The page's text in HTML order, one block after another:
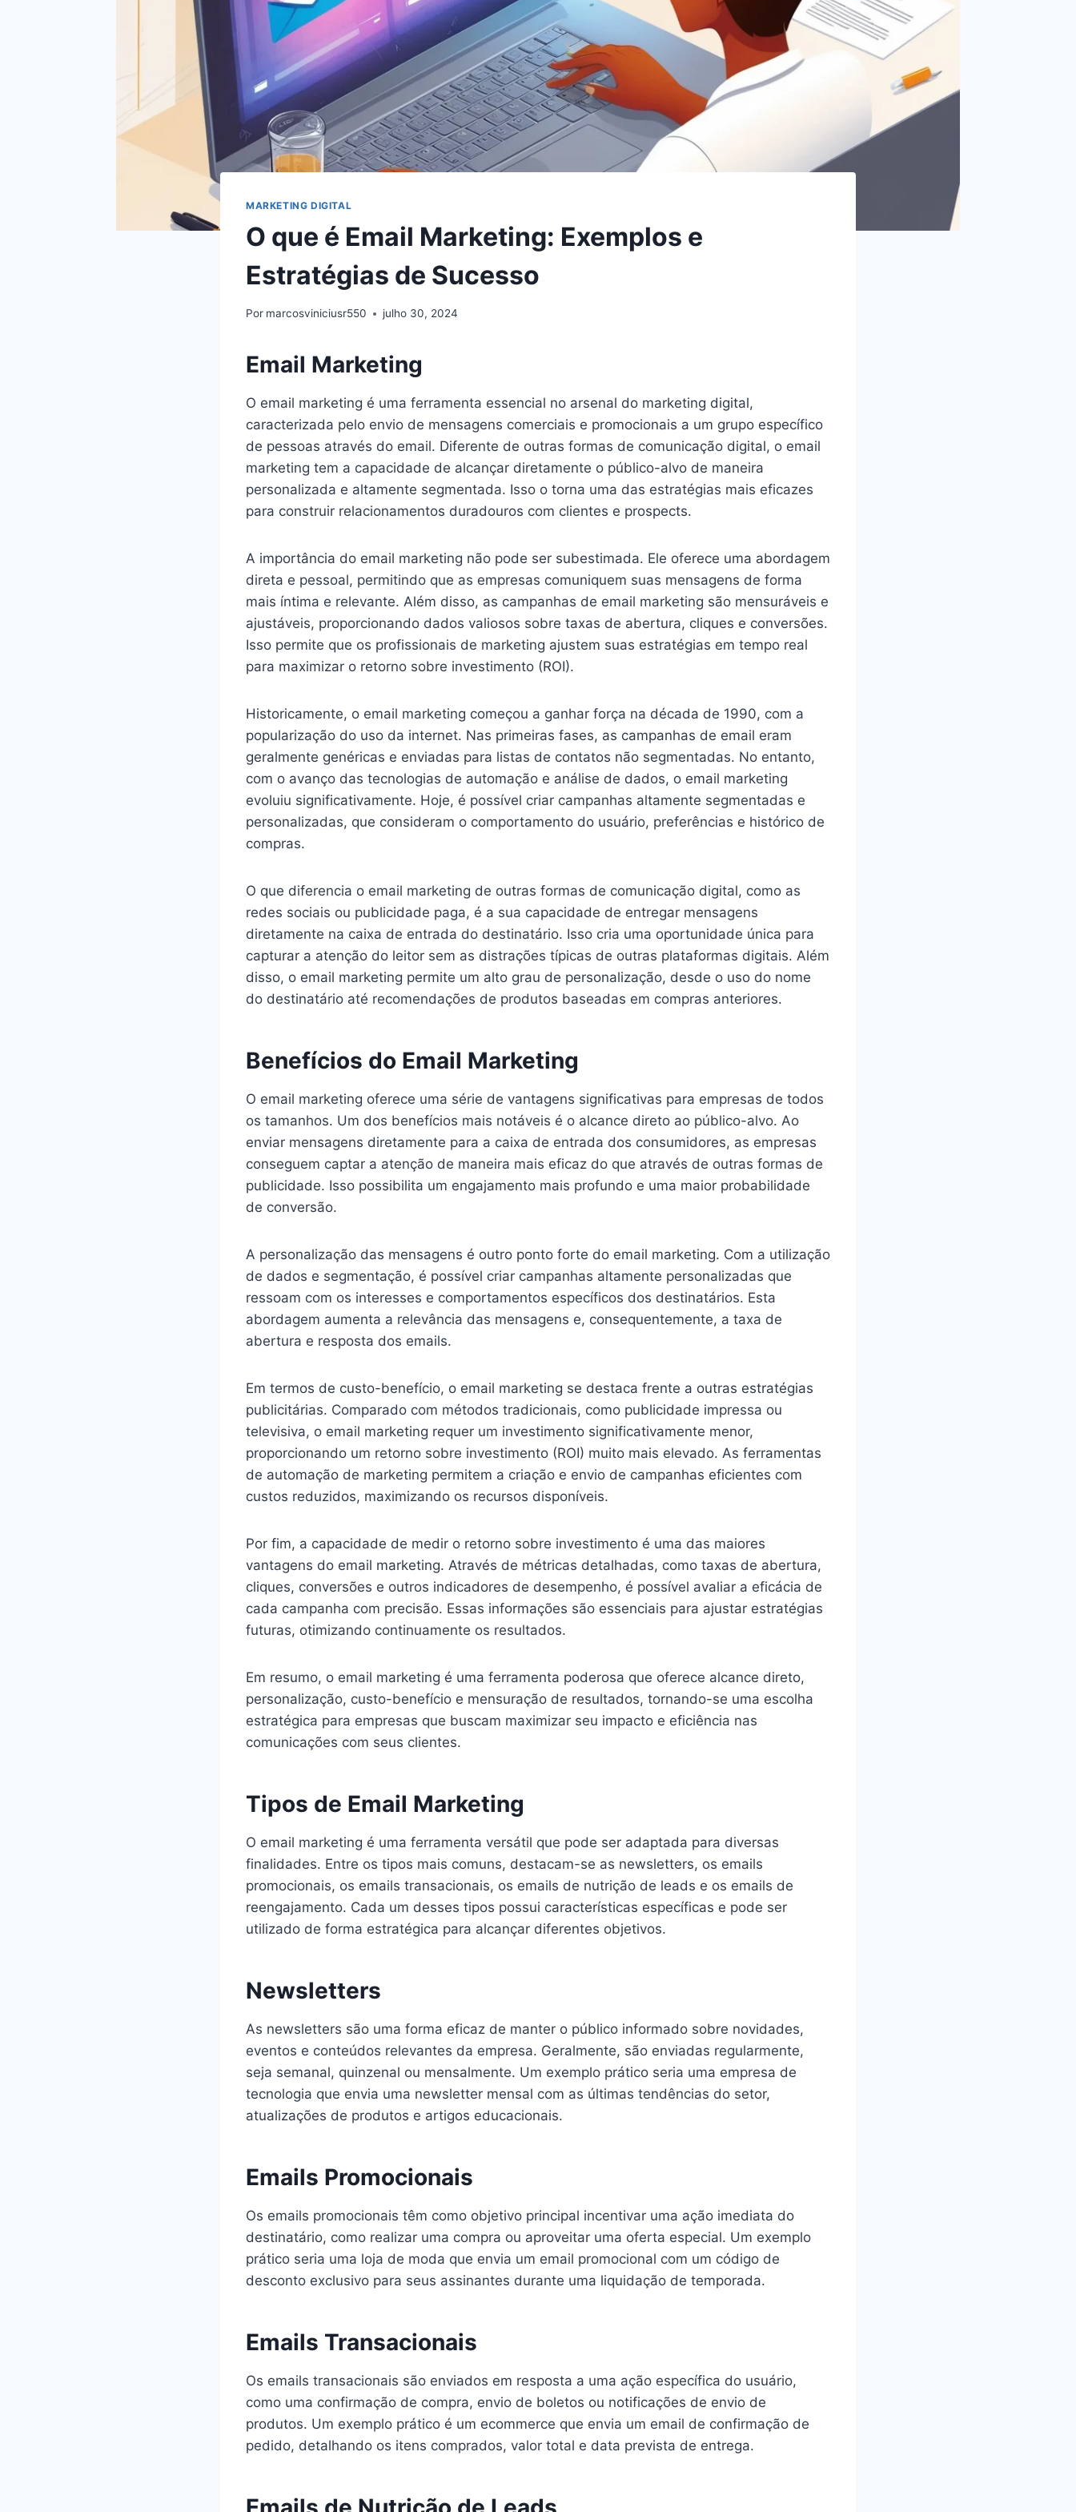
MARKETING DIGITAL
O que é Email Marketing: Exemplos e
Estratégias de Sucesso
Por marcosviniciusr550 julho 30, 2024
Email Marketing
O email marketing é uma ferramenta essencial no arsenal do marketing digital,
caracterizada pelo envio de mensagens comerciais e promocionais a um grupo específico
de pessoas através do email. Diferente de outras formas de comunicação digital, o email
marketing tem a capacidade de alcançar diretamente o público-alvo de maneira
personalizada e altamente segmentada. Isso o torna uma das estratégias mais eficazes
para construir relacionamentos duradouros com clientes e prospects.
A importância do email marketing não pode ser subestimada. Ele oferece uma abordagem
direta e pessoal, permitindo que as empresas comuniquem suas mensagens de forma
mais íntima e relevante. Além disso, as campanhas de email marketing são mensuráveis e
ajustáveis, proporcionando dados valiosos sobre taxas de abertura, cliques e conversões.
Isso permite que os profissionais de marketing ajustem suas estratégias em tempo real
para maximizar o retorno sobre investimento (ROI).
Historicamente, o email marketing começou a ganhar força na década de 1990, com a
popularização do uso da internet. Nas primeiras fases, as campanhas de email eram
geralmente genéricas e enviadas para listas de contatos não segmentadas. No entanto,
com o avanço das tecnologias de automação e análise de dados, o email marketing
evoluiu significativamente. Hoje, é possível criar campanhas altamente segmentadas e
personalizadas, que consideram o comportamento do usuário, preferências e histórico de
compras.
O que diferencia o email marketing de outras formas de comunicação digital, como as
redes sociais ou publicidade paga, é a sua capacidade de entregar mensagens
diretamente na caixa de entrada do destinatário. Isso cria uma oportunidade única para
capturar a atenção do leitor sem as distrações típicas de outras plataformas digitais. Além
disso, o email marketing permite um alto grau de personalização, desde o uso do nome
do destinatário até recomendações de produtos baseadas em compras anteriores.
Benefícios do Email Marketing
O email marketing oferece uma série de vantagens significativas para empresas de todos
os tamanhos. Um dos benefícios mais notáveis é o alcance direto ao público-alvo. Ao
enviar mensagens diretamente para a caixa de entrada dos consumidores, as empresas
conseguem captar a atenção de maneira mais eficaz do que através de outras formas de
publicidade. Isso possibilita um engajamento mais profundo e uma maior probabilidade
de conversão.
A personalização das mensagens é outro ponto forte do email marketing. Com a utilização
de dados e segmentação, é possível criar campanhas altamente personalizadas que
ressoam com os interesses e comportamentos específicos dos destinatários. Esta
abordagem aumenta a relevância das mensagens e, consequentemente, a taxa de
abertura e resposta dos emails.
Em termos de custo-benefício, o email marketing se destaca frente a outras estratégias
publicitárias. Comparado com métodos tradicionais, como publicidade impressa ou
televisiva, o email marketing requer um investimento significativamente menor,
proporcionando um retorno sobre investimento (ROI) muito mais elevado. As ferramentas
de automação de marketing permitem a criação e envio de campanhas eficientes com
custos reduzidos, maximizando os recursos disponíveis.
Por fim, a capacidade de medir o retorno sobre investimento é uma das maiores
vantagens do email marketing. Através de métricas detalhadas, como taxas de abertura,
cliques, conversões e outros indicadores de desempenho, é possível avaliar a eficácia de
cada campanha com precisão. Essas informações são essenciais para ajustar estratégias
futuras, otimizando continuamente os resultados.
Em resumo, o email marketing é uma ferramenta poderosa que oferece alcance direto,
personalização, custo-benefício e mensuração de resultados, tornando-se uma escolha
estratégica para empresas que buscam maximizar seu impacto e eficiência nas
comunicações com seus clientes.
Tipos de Email Marketing
O email marketing é uma ferramenta versátil que pode ser adaptada para diversas
finalidades. Entre os tipos mais comuns, destacam-se as newsletters, os emails
promocionais, os emails transacionais, os emails de nutrição de leads e os emails de
reengajamento. Cada um desses tipos possui características específicas e pode ser
utilizado de forma estratégica para alcançar diferentes objetivos.
Newsletters
As newsletters são uma forma eficaz de manter o público informado sobre novidades,
eventos e conteúdos relevantes da empresa. Geralmente, são enviadas regularmente,
seja semanal, quinzenal ou mensalmente. Um exemplo prático seria uma empresa de
tecnologia que envia uma newsletter mensal com as últimas tendências do setor,
atualizações de produtos e artigos educacionais.
Emails Promocionais
Os emails promocionais têm como objetivo principal incentivar uma ação imediata do
destinatário, como realizar uma compra ou aproveitar uma oferta especial. Um exemplo
prático seria uma loja de moda que envia um email promocional com um código de
desconto exclusivo para seus assinantes durante uma liquidação de temporada.
Emails Transacionais
Os emails transacionais são enviados em resposta a uma ação específica do usuário,
como uma confirmação de compra, envio de boletos ou notificações de envio de
produtos. Um exemplo prático é um ecommerce que envia um email de confirmação de
pedido, detalhando os itens comprados, valor total e data prevista de entrega.